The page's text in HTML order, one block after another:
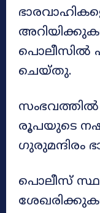
പൊലീസിൽ
ചെയ്തു.
സംഭവത്തിൽ
രൂപയുടെ
ഗുരുമന്ദിരം
പൊലീസ്